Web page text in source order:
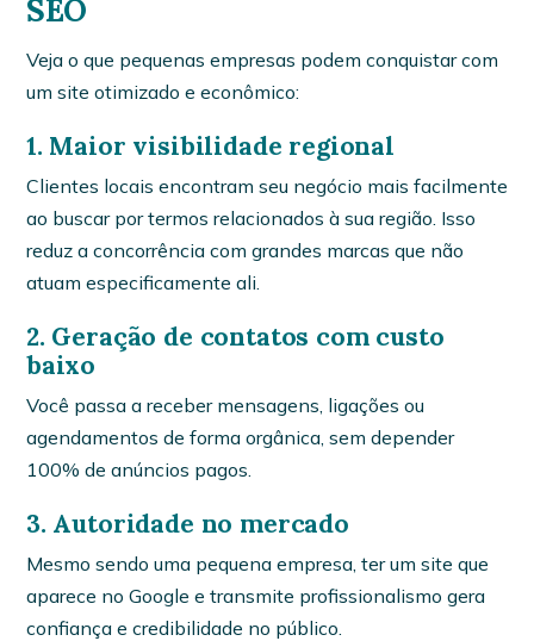
SEO
Veja o que pequenas empresas podem conquistar com
um site otimizado e econômico:
1. Maior visibilidade regional
Clientes locais encontram seu negócio mais facilmente
ao buscar por termos relacionados à sua região. Isso
reduz a concorrência com grandes marcas que não
atuam especificamente ali.
2. Geração de contatos com custo
baixo
Você passa a receber mensagens, ligações ou
agendamentos de forma orgânica, sem depender
100% de anúncios pagos.
3. Autoridade no mercado
Mesmo sendo uma pequena empresa, ter um site que
aparece no Google e transmite profissionalismo gera
confiança e credibilidade no público.